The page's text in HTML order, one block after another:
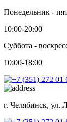
Понедельник -
10:00-20:00
Суббота -
10:00-18:00
г. Челябинск, ул.